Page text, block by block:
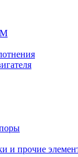
и прочие